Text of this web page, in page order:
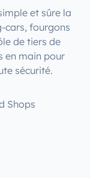
et sûre la
cars, fourgons
de tiers de
en main pour
sécurité.
Shops